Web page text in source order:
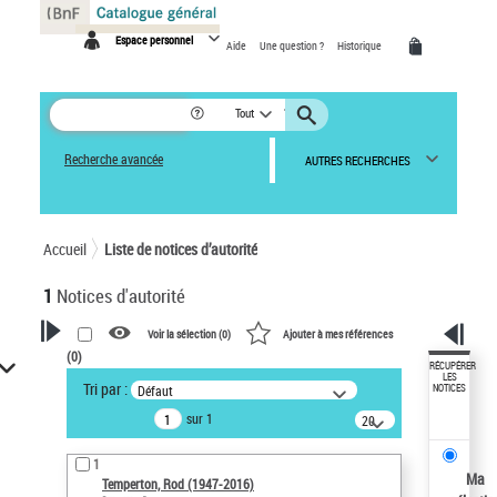
Espace personnel Aide Une question ? Historique
Tout
Recherche avancée AUTRES RECHERCHES
Accueil Liste de notices d’autorité
1 Notices d'autorité
VOTRE RECHERCHE
Recherche avancée dans les
notices d’autorité
Œuvres liées à l'auteur :
Temperton, Rod (1947-2016)
Voir la sélection (0) Ajouter à mes références
(0)
Tri par : Défaut
sur 1
20
résultats/page
1
Temperton, Rod (1947-2016)
RÉCUPÉRER
LES
NOTICES
Ma
Panneau de gestion des cookies